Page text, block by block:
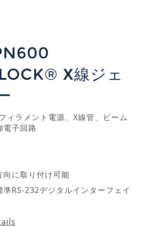
X線ジェ
ィラメント電源、X線管、ビーム
電子回路
向に取り付け可能
RS-232デジタルインターフェイ